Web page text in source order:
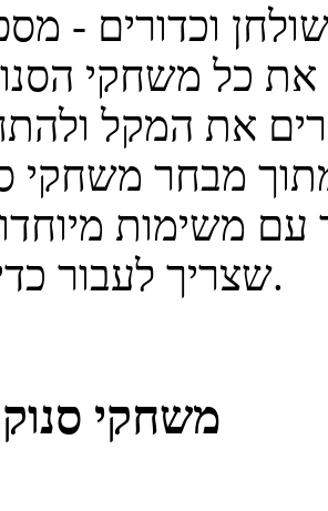
וכדורים -
כל משחקי
את המקל
מבחר משחקי
עם משימות
שצריך לעבור כדי להתקדם.
משחקי